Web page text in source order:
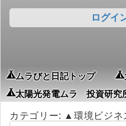
ログイ
ムラびと日記トップ
太陽光発電ムラ 投資研究
カテゴリー: ▲環境ビジネ